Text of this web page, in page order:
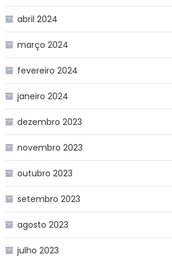
abril 2024
março 2024
fevereiro 2024
janeiro 2024
dezembro 2023
novembro 2023
outubro 2023
setembro 2023
agosto 2023
julho 2023